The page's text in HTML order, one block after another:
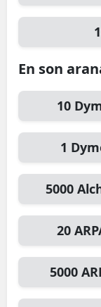
En son
10
1
5000
20
5000